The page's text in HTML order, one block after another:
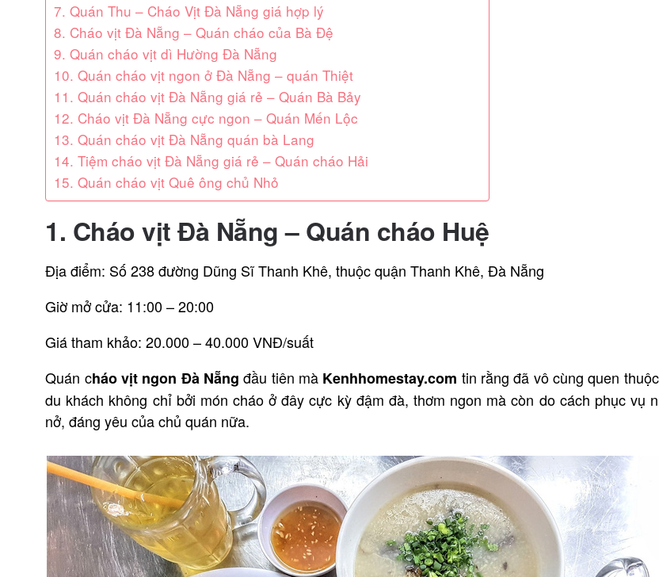
7. Quán Thu – Cháo Vịt Đà Nẵng giá hợp lý
8. Cháo vịt Đà Nẵng – Quán cháo của Bà Đệ
9. Quán cháo vịt dì Hường Đà Nẵng
10. Quán cháo vịt ngon ở Đà Nẵng – quán Thiệt
11. Quán cháo vịt Đà Nẵng giá rẻ – Quán Bà Bảy
12. Cháo vịt Đà Nẵng cực ngon – Quán Mến Lộc
13. Quán cháo vịt Đà Nẵng quán bà Lang
14. Tiệm cháo vịt Đà Nẵng giá rẻ – Quán cháo Hải
15. Quán cháo vịt Quê ông chủ Nhỏ
1. Cháo vịt Đà Nẵng – Quán cháo Huệ
Địa điểm: Số 238 đường Dũng Sĩ Thanh Khê, thuộc quận Thanh Khê, Đà Nẵng
Giờ mở cửa: 11:00 – 20:00
Giá tham khảo: 20.000 – 40.000 VNĐ/suất
Quán cháo vịt ngon Đà Nẵng đầu tiên mà Kenhhomestay.com tin rằng đã vô cùng quen
du khách không chỉ bởi món cháo ở đây cực kỳ đậm đà, thơm ngon mà còn do cách phục vụ
nở, đáng yêu của chủ quán nữa.